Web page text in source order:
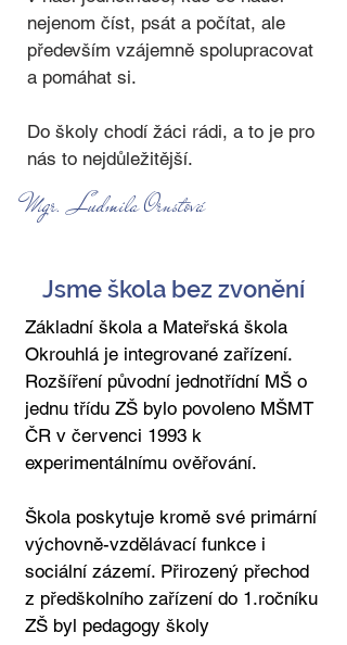
nejenom číst, psát a počítat, ale
především vzájemně spolupracovat
a pomáhat si.
Do školy chodí žáci rádi, a to je pro
nás to nejdůležitější.
Mgr. Ludmila Ornstová
Jsme škola bez zvonění
Základní škola a Mateřská škola
Okrouhlá je integrované zařízení.
Rozšíření původní jednotřídní MŠ o
jednu třídu ZŠ bylo povoleno MŠMT
ČR v červenci 1993 k
experimentálnímu ověřování.
Škola poskytuje kromě své primární
výchovně-vzdělávací funkce i
sociální zázemí. Přirozený přechod
z předškolního zařízení do 1.ročníku
ZŠ byl pedagogy školy